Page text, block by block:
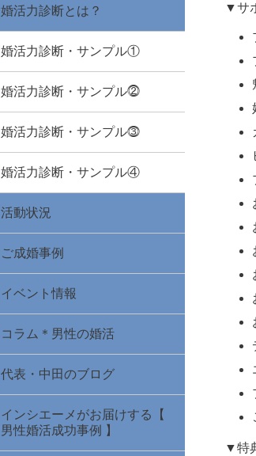
▼サ
▼特
婚活力診断とは？
婚活力診断・サンプル①
婚活力診断・サンプル⓶
婚活力診断・サンプル⓷
婚活力診断・サンプル④
活動状況
ご成婚事例
イベント情報
コラム＊男性の婚活
代表・中田のブログ
インシエーメがお届けする【
男性婚活成功事例 】